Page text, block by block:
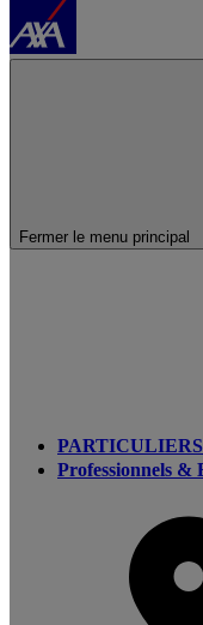
Fermer le menu principal
PARTICULIERS
Professionnels &